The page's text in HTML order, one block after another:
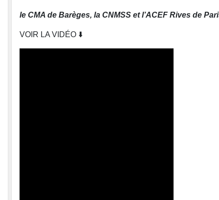
le CMA de Barèges, la CNMSS et l’ACEF Rives de
VOIR LA VIDÉO ⬇️